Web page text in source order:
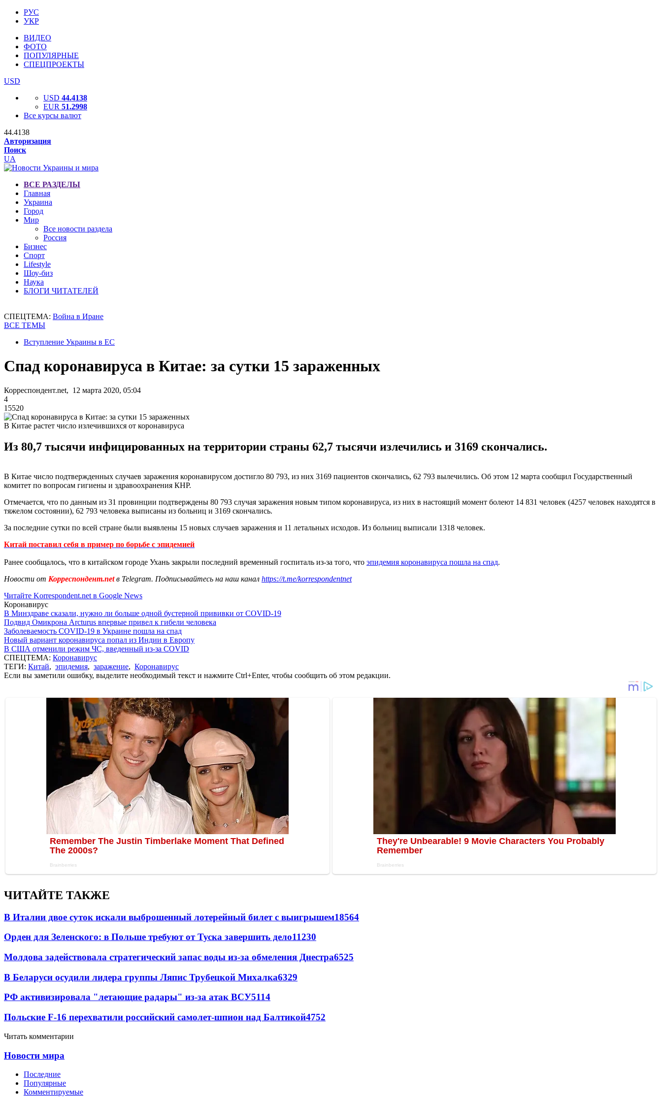
РУС
УКР
ВИДЕО
ФОТО
ПОПУЛЯРНЫЕ
СПЕЦПРОЕКТЫ
USD
USD 44.4138
EUR 51.2998
Все курсы валют
44.4138
Авторизация
Поиск
UA
ВСЕ РАЗДЕЛЫ
Главная
Украина
Город
Мир
Все новости раздела
Россия
Бизнес
Спорт
Lifestyle
Шоу-биз
Наука
БЛОГИ ЧИТАТЕЛЕЙ
СПЕЦТЕМА: Война в Иране
ВСЕ ТЕМЫ
Вступление Украины в ЕС
Спад коронавируса в Китае: за сутки 15 зараженных
Корреспондент.net, 12 марта 2020, 05:04
4
15520
В Китае растет число излечившихся от коронавируса
Из 80,7 тысячи инфицированных на территории страны 62,7 тысячи излечились и 3169 скончались.
В Китае число подтвержденных случаев заражения коронавирусом достигло 80 793, из них 3169 пациентов скончались, 62 793 вылечились. Об этом 12 марта сообщил Государственный
комитет по вопросам гигиены и здравоохранения КНР.
Отмечается, что по данным из 31 провинции подтверждены 80 793 случая заражения новым типом коронавируса, из них в настоящий момент болеют 14 831 человек (4257 человек находятся в
тяжелом состоянии), 62 793 человека выписаны из больниц и 3169 скончались.
За последние сутки по всей стране были выявлены 15 новых случаев заражения и 11 летальных исходов. Из больниц выписали 1318 человек.
Китай поставил себя в пример по борьбе с эпидемией
Ранее сообщалось, что в китайском городе Ухань закрыли последний временный госпиталь из-за того, что эпидемия коронавируса пошла на спад.
Новости от Корреспондент.netв Telegram. Подписывайтесь на наш канал https://t.me/korrespondentnet
Читайте Korrespondent.net в Google News
Коронавирус
В Минздраве сказали, нужно ли больше одной бустерной прививки от COVID-19
Подвид Омикрона Arcturus впервые привел к гибели человека
Заболеваемость COVID-19 в Украине пошла на спад
Новый вариант коронавируса попал из Индии в Европу
В США отменили режим ЧС, введенный из-за COVID
СПЕЦТЕМА: Коронавирус
ТЕГИ: Китай, эпидемия, заражение, Коронавирус
Если вы заметили ошибку, выделите необходимый текст и нажмите Ctrl+Enter, чтобы сообщить об этом редакции.
ЧИТАЙТЕ ТАКЖЕ
В Италии двое суток искали выброшенный лотерейный билет с выигрышем18564
Орден для Зеленского: в Польше требуют от Туска завершить дело11230
Молдова задействовала стратегический запас воды из-за обмеления Днестра6525
В Беларуси осудили лидера группы Ляпис Трубецкой Михалка6329
РФ активизировала "летающие радары" из-за атак ВСУ5114
Польские F-16 перехватили российский самолет-шпион над Балтикой4752
Читать комментарии
Новости мира
Последние
Популярные
Комментируемые